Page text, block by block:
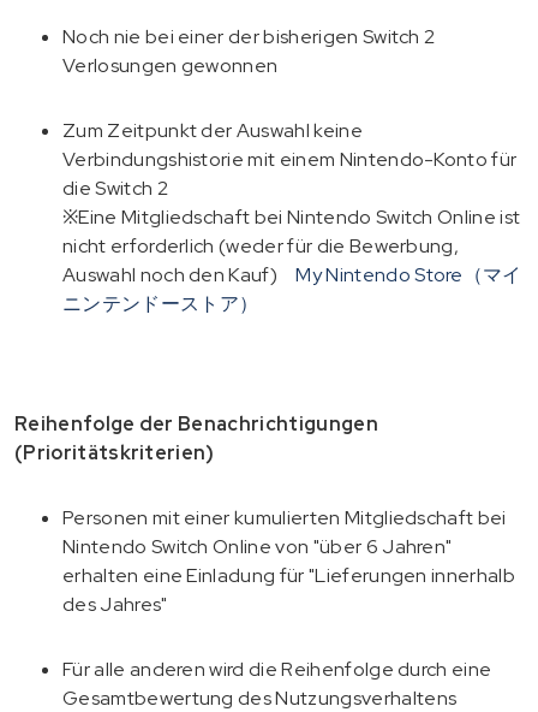
Noch nie bei einer der bisherigen Switch 2
Verlosungen gewonnen
Zum Zeitpunkt der Auswahl keine
Verbindungshistorie mit einem Nintendo-Konto für
die Switch 2
※Eine Mitgliedschaft bei Nintendo Switch Online ist
nicht erforderlich (weder für die Bewerbung,
Auswahl noch den Kauf)
My Nintendo Store（マイ
ニンテンドーストア）
Reihenfolge der Benachrichtigungen
(Prioritätskriterien)
Personen mit einer kumulierten Mitgliedschaft bei
Nintendo Switch Online von "über 6 Jahren"
erhalten eine Einladung für "Lieferungen innerhalb
des Jahres"
Für alle anderen wird die Reihenfolge durch eine
Gesamtbewertung des Nutzungsverhaltens